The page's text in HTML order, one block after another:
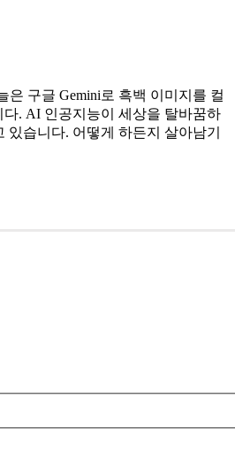
은 구글 Gemini로 흑백 이미지를 컬
. AI 인공지능이 세상을 탈바꿈하
습니다. 어떻게 하든지 살아남기